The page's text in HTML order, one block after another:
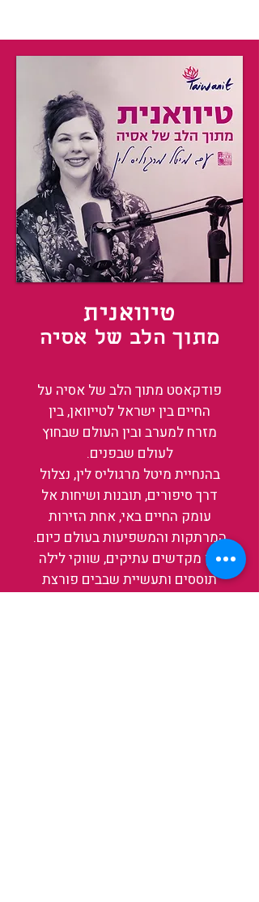
טיוואנית
מתוך הלב של אסיה
פודקאסט מתוך הלב של אסיה על
החיים בין ישראל לטייוואן, בין
מזרח למערב ובין העולם שבחוץ
לעולם שבפנים.
בהנחיית מיטל מרגוליס לין, נצלול
דרך סיפורים, תובנות ושיחות אל
עומק החיים באי, אחת הזירות
המרתקות והמשפיעות בעולם כיום.
בין מקדשים עתיקים, שווקי לילה
תוססים ותעשיית שבבים פורצת